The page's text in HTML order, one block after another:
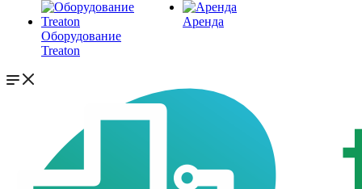
Оборудование
Treaton
Аренда